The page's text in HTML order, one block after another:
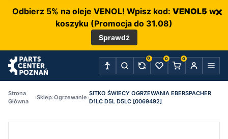
Odbierz 5% na oleje VENOL! Wpisz kod: VENOL5 w
koszyku (Promocja do 31.08)
Sprawdź
×
0 0 0
Strona
Główna
›Sklep›Ogrzewanie›
SITKO ŚWIECY OGRZEWANIA EBERSPACHER
D1LC D5L D5LC [0069492]